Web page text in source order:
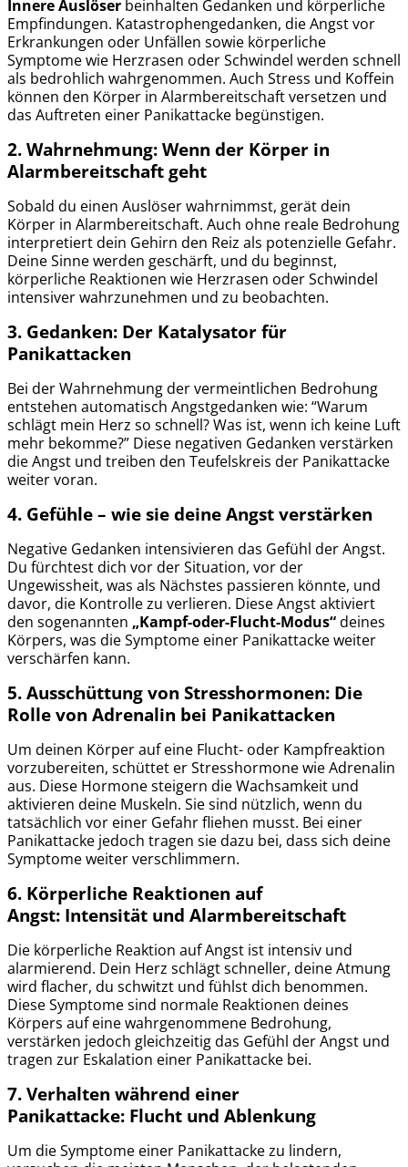
Innere Auslöser beinhalten Gedanken und körperliche
Empfindungen. Katastrophengedanken, die Angst vor
Erkrankungen oder Unfällen sowie körperliche
Symptome wie Herzrasen oder Schwindel werden schnell
als bedrohlich wahrgenommen. Auch Stress und Koffein
können den Körper in Alarmbereitschaft versetzen und
das Auftreten einer Panikattacke begünstigen.
2. Wahrnehmung: Wenn der Körper in
Alarmbereitschaft geht
Sobald du einen Auslöser wahrnimmst, gerät dein
Körper in Alarmbereitschaft. Auch ohne reale Bedrohung
interpretiert dein Gehirn den Reiz als potenzielle Gefahr.
Deine Sinne werden geschärft, und du beginnst,
körperliche Reaktionen wie Herzrasen oder Schwindel
intensiver wahrzunehmen und zu beobachten.
3. Gedanken: Der Katalysator für
Panikattacken
Bei der Wahrnehmung der vermeintlichen Bedrohung
entstehen automatisch Angstgedanken wie: “Warum
schlägt mein Herz so schnell? Was ist, wenn ich keine Luft
mehr bekomme?” Diese negativen Gedanken verstärken
die Angst und treiben den Teufelskreis der Panikattacke
weiter voran.
4. Gefühle – wie sie deine Angst verstärken
Negative Gedanken intensivieren das Gefühl der Angst.
Du fürchtest dich vor der Situation, vor der
Ungewissheit, was als Nächstes passieren könnte, und
davor, die Kontrolle zu verlieren. Diese Angst aktiviert
den sogenannten „Kampf-oder-Flucht-Modus“deines
Körpers, was die Symptome einer Panikattacke weiter
verschärfen kann.
5. Ausschüttung von Stresshormonen: Die
Rolle von Adrenalin bei Panikattacken
Um deinen Körper auf eine Flucht- oder Kampfreaktion
vorzubereiten, schüttet er Stresshormone wie Adrenalin
aus. Diese Hormone steigern die Wachsamkeit und
aktivieren deine Muskeln. Sie sind nützlich, wenn du
tatsächlich vor einer Gefahr fliehen musst. Bei einer
Panikattacke jedoch tragen sie dazu bei, dass sich deine
Symptome weiter verschlimmern.
6. Körperliche Reaktionen auf
Angst: Intensität und Alarmbereitschaft
Die körperliche Reaktion auf Angst ist intensiv und
alarmierend. Dein Herz schlägt schneller, deine Atmung
wird flacher, du schwitzt und fühlst dich benommen.
Diese Symptome sind normale Reaktionen deines
Körpers auf eine wahrgenommene Bedrohung,
verstärken jedoch gleichzeitig das Gefühl der Angst und
tragen zur Eskalation einer Panikattacke bei.
7. Verhalten während einer
Panikattacke: Flucht und Ablenkung
Um die Symptome einer Panikattacke zu lindern,